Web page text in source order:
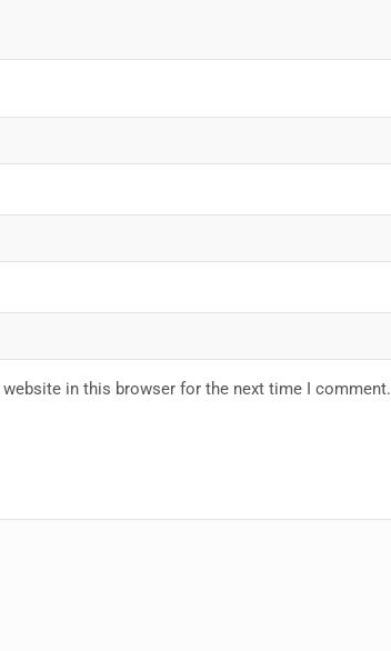
website in this browser for the next time I comment.